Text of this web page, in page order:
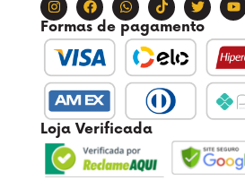
Formas de pagamento
Loja Verificada